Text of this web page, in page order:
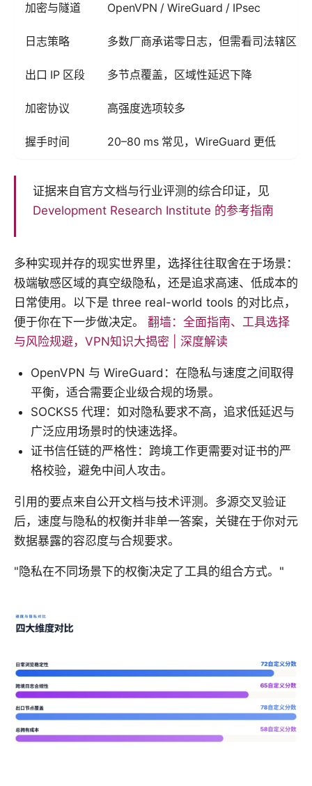
加密与隧道 OpenVPN / WireGuard / IPsec
日志策略 多数厂商承诺零日志，但需看司法辖区
出口 IP 区段 多节点覆盖，区域性延迟下降
加密协议 高强度选项较多
握手时间 20–80 ms 常见，WireGuard 更低
证据来自官方文档与行业评测的综合印证，见
Development Research Institute 的参考指南
多种实现并存的现实世界里，选择往往取舍在于场景：
极端敏感区域的真空级隐私，还是追求高速、低成本的
日常使用。以下是 three real-world tools 的对比点，
便于你在下一步做决定。 翻墙：全面指南、工具选择
与风险规避，VPN知识大揭密 | 深度解读
OpenVPN 与 WireGuard：在隐私与速度之间取得
平衡，适合需要企业级合规的场景。
SOCKS5 代理：如对隐私要求不高，追求低延迟与
广泛应用场景时的快速选择。
证书信任链的严格性：跨境工作更需要对证书的严
格校验，避免中间人攻击。
引用的要点来自公开文档与技术评测。多源交叉验证
后，速度与隐私的权衡并非单一答案，关键在于你对元
数据暴露的容忍度与合规要求。
"隐私在不同场景下的权衡决定了工具的组合方式。"